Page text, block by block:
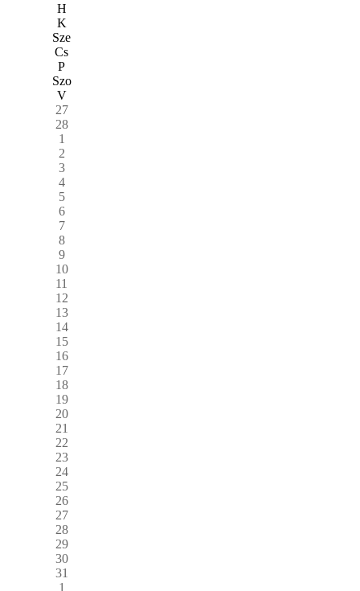
H
K
Sze
Cs
P
Szo
V
27
28
1
2
3
4
5
6
7
8
9
10
11
12
13
14
15
16
17
18
19
20
21
22
23
24
25
26
27
28
29
30
31
1